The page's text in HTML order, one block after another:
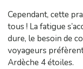
Cependant, cette
tous ! La fatigue
dure, le besoin de
voyageurs
Ardèche 4 étoiles.